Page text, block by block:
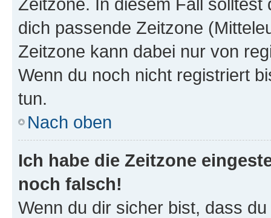
dich passende Zeitzone
Zeitzone kann dabei nur von
Wenn du noch nicht registriert
tun.
Nach oben
Ich habe die Zeitzone
noch falsch!
Wenn du dir sicher bist, dass